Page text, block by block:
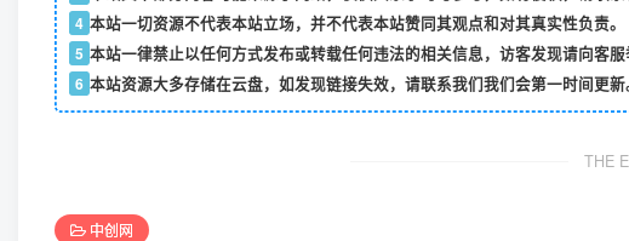
优优云网创 关注
2.7W+ 0 30 3275W+
摔倒了又怎样，至少我们还年轻
（5592期）AI从入门到精通 从0-1专业操作，完整的变现项目实操（视频+文档）